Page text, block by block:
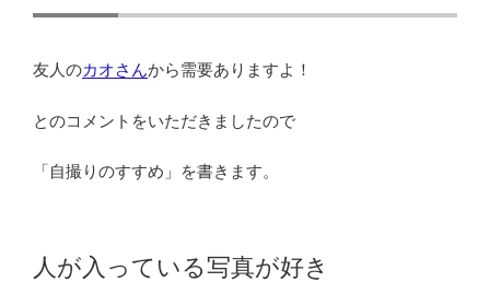
友人のカオさんから需要ありますよ！
とのコメントをいただきましたので
「自撮りのすすめ」を書きます。
人が入っている写真が好き